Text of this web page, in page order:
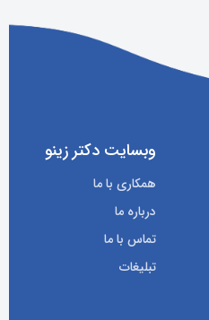
وبسایت دکتر زینو
همکاری با ما
درباره ما
تماس با ما
تبلیغات